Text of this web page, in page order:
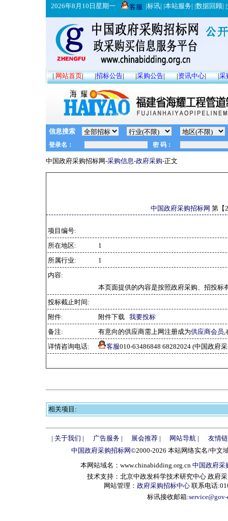
2026年8月10日星期一 客服 |标讯| |本站服务| |数据回顾| |
|网站首页| |招标公告| |采购公告| |资讯中心| |采
信息搜索
中国政府采购招标网-采购信息-政府采购-正文
中国政府采购招标网 第【
项目编号:
所在地区:
1
所属行业:
1
内容:
本页面提供的内容是按照政府采购、招投标
投标截止时间:
附件:
附件下载 我要投标
备注:
有意向的供应商需上网注册成为供应商会员,
详情咨询电话:
客服010-63486848 68282024 (中国政府
相关项目:
| 关于我们 | 广告服务| 展会推荐| 网站导航 |
友情
中国政府采购招标网©2000-2026 本站网络实名/中文
本网站域名：www.chinabidding.org.cn 中国政府采
技术支持：北京中政发科学技术研究中心 政府
网站管理： 政府采购招标中心 联系电话
标讯接收邮箱: